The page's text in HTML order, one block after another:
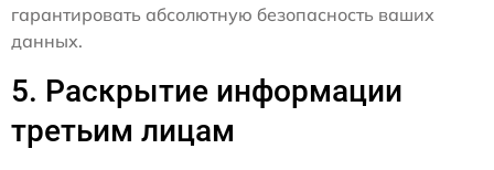
гарантировать абсолютную безопасность ваших
данных.
5. Раскрытие информации
третьим лицам